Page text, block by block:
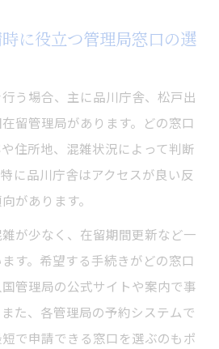
に役立つ管理局窓口の選
う場合、主に品川庁舎、松戸出
留管理局があります。どの窓口
住所地、混雑状況によって判断
に品川庁舎はアクセスが良い反
があります。
が少なく、在留期間更新など一
す。希望する手続きがどの窓口
管理局の公式サイトや案内で事
た、各管理局の予約システムで
で申請できる窓口を選ぶのもポ